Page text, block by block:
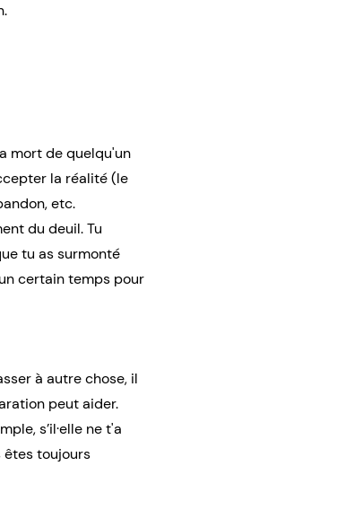
mort de quelqu'un
la réalité (le
etc.
du deuil. Tu
tu as surmonté
certain temps pour
à autre chose, il
peut aider.
s’il·elle ne t'a
êtes toujours